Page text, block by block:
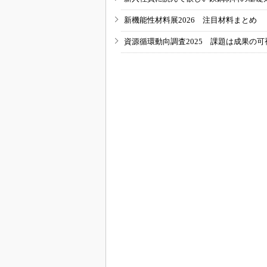
新機能性材料展2026 注目材料まとめ
資源循環動向調査2025 課題は成果の可